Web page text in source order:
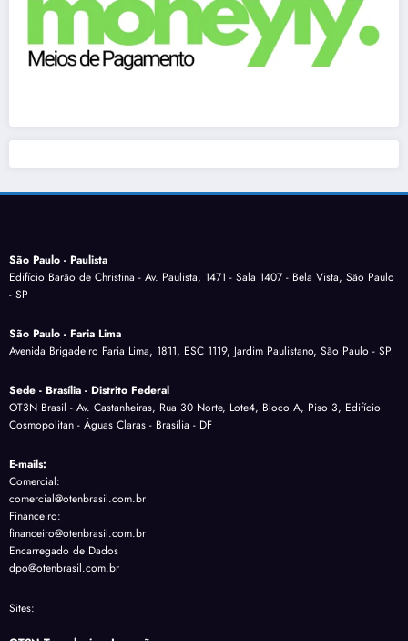
São Paulo - Paulista
Edifício Barão de Christina - Av. Paulista, 1471 - Sala 1407 - Bela Vista, São Paulo
- SP
São Paulo - Faria Lima
Avenida Brigadeiro Faria Lima, 1811, ESC 1119, Jardim Paulistano, São Paulo - SP
Sede - Brasília - Distrito Federal
OT3N Brasil - Av. Castanheiras, Rua 30 Norte, Lote4, Bloco A, Piso 3, Edifício
Cosmopolitan - Águas Claras - Brasília - DF
E-mails:
Comercial:
comercial@otenbrasil.com.br
Financeiro:
financeiro@otenbrasil.com.br
Encarregado de Dados
dpo@otenbrasil.com.br
Sites: